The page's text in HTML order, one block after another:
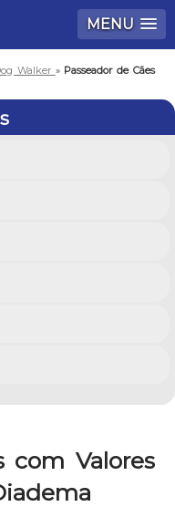
MENU
Walker » Passeador de Cães
com Valores